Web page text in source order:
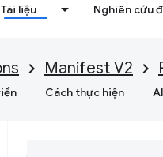
Tài liệu Nghiên cứu
Manifest V2
Cách thực hiện AI